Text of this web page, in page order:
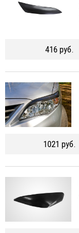
416 руб.
1021 руб.